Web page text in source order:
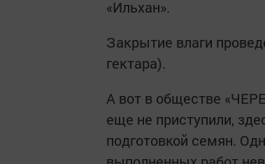
«Ильхан».
Закрытие влаги
гектара).
А вот в обществе
еще не приступили,
подготовкой семян.